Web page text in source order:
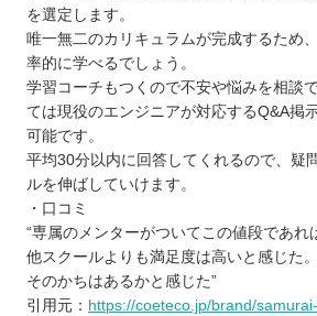
を選定します。
唯一無二のカリキュラムが完成するため
率的に学べるでしょう。
学習コーチもつくので不安や悩みを相談
ては現役のエンジニアが対応するQ&A掲
可能です。
平均30分以内に回答してくれるので、疑
ルを伸ばしていけます。
・口コミ
“専属のメンターがついてこの値段であれ
他スクールよりも満足度は高いと感じた
そのかちはあるかと感じた”
引用元： https://coeteco.jp/brand/samurai-